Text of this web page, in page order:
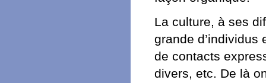
La culture, à ses
grande
de contacts
divers, etc. De là